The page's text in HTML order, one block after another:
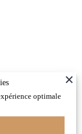
optimale